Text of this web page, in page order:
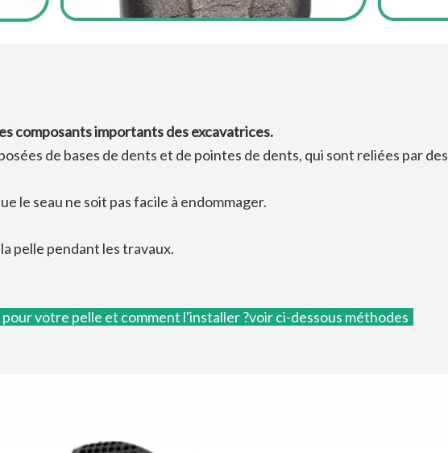
composants importants des excavatrices.
de bases de dents et de pointes de dents, qui sont reliées par des
le seau ne soit pas facile à endommager.
pelle pendant les travaux.
votre pelle et comment l'installer ?voir ci-dessous méthodes